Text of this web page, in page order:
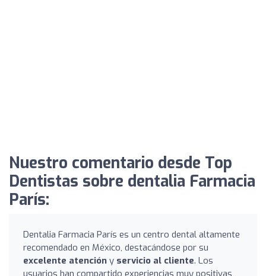
Nuestro comentario desde Top
Dentistas sobre dentalia Farmacia
París:
Dentalia Farmacia París es un centro dental altamente
recomendado en México, destacándose por su
excelente atención y servicio al cliente. Los
usuarios han compartido experiencias muy positivas,